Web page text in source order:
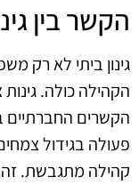
הקשר בין
גינון ביתי לא רק
הקהילה כולה. גינות
הקשרים החברתיים
פעולה בגידול
קהילה מתגבשת.